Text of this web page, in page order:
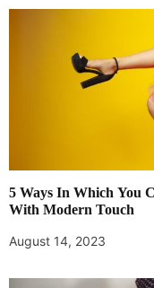
5 Ways In Which You
With Modern Touch
August 14, 2023